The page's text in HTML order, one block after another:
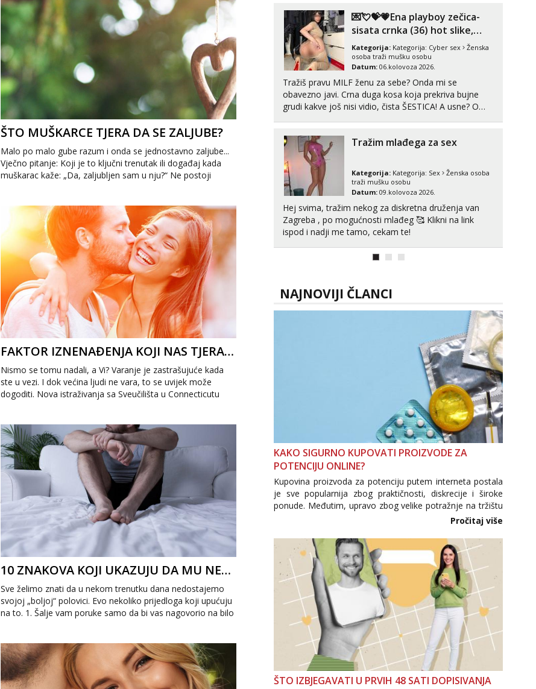
ŠTO MUŠKARCE TJERA DA SE ZALJUBE?
Malo po malo gube razum i onda se jednostavno zaljube...
Vječno pitanje: Koji je to ključni trenutak ili događaj kada
muškarac kaže: „Da, zaljubljen sam u nju?“ Ne postoji
FAKTOR IZNENAĐENJA KOJI NAS TJERA NA VARANJE
Nismo se tomu nadali, a Vi? Varanje je zastrašujuće kada
ste u vezi. I dok većina ljudi ne vara, to se uvijek može
dogoditi. Nova istraživanja sa Sveučilišta u Connecticutu
10 ZNAKOVA KOJI UKAZUJU DA MU NEDOSTAJEŠ
Sve želimo znati da u nekom trenutku dana nedostajemo
svojoj „boljoj“ polovici. Evo nekoliko prijedloga koji upućuju
na to. 1. Šalje vam poruke samo da bi vas nagovorio na bilo
neljubim se Wha...💌💘💝💗Ena playboy zečica-
sisata crnka (36) hot slike,
videa i c2c💗
Kategorija: Kategorija: Cyber sex
Ženska
osoba traži mušku osobu
Datum: 06.kolovoza 2026.
Tražiš pravu MILF ženu za sebe? Onda mi se
obavezno javi. Crna duga kosa koja prekriva bujne
grudi kakve još nisi vidio, čista ŠESTICA! A usne? O
nisi vidio. Uvijek sam spremna za ONLOINE zabavu...
Tražim mlađega za sex
Kategorija: Kategorija: Sex
Ženska osoba
traži mušku osobu
Datum: 09.kolovoza 2026.
Hej svima, tražim nekog za diskretna druženja van
Zagreba , po mogućnosti mlađeg 🥰 Klikni na link
ispod i nadji me tamo, cekam te!
NAJNOVIJI ČLANCI
KAKO SIGURNO KUPOVATI PROIZVODE ZA
POTENCIJU ONLINE?
Kupovina proizvoda za potenciju putem interneta postala
je sve popularnija zbog praktičnosti, diskrecije i široke
ponude. Međutim, upravo zbog velike potražnje na tržištu
se pojavljuju i brojni krivotvoreni proizvodi, nepouzdane
internetske trgovine te proizvodi nepoznatog podrijetla. ...
Pročitaj više
ŠTO IZBJEGAVATI U PRVIH 48 SATI DOPISIVANJA